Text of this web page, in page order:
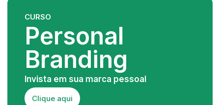
CURSO
Personal
Branding
Invista em sua marca pessoal
Clique aqui